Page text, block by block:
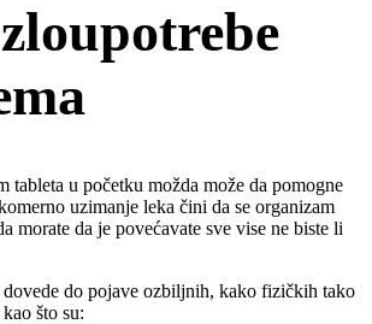
tableta u početku možda može da pomogne
uzimanje leka čini da se organizam
morate da je povećavate sve vise ne biste li
do pojave ozbiljnih, kako fizičkih tako
što su: